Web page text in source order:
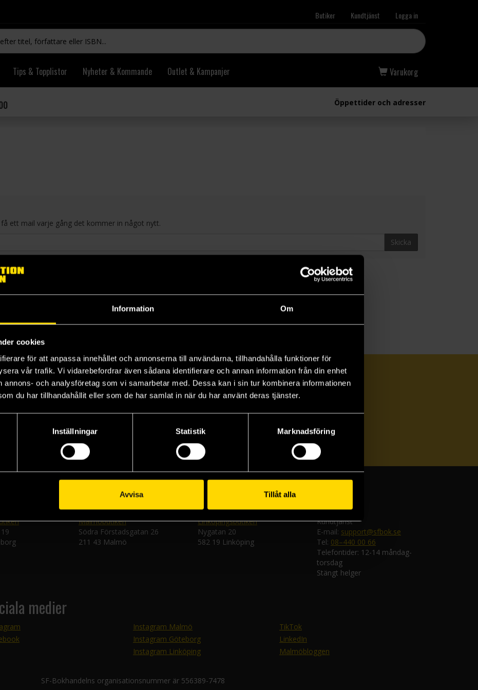
Information Om
cookies
för att anpassa innehållet och annonserna till användarna, tillhandahålla funktioner för
vår trafik. Vi vidarebefordrar även sådana identifierare och annan information från din enhet
annons- och analysföretag som vi samarbetar med. Dessa kan i sin tur kombinera informationen
du har tillhandahållit eller som de har samlat in när du har använt deras tjänster.
Inställningar Statistik Marknadsföring
Avvisa Tillåt alla
Butiker Kundtjänst Logga in
Tips & Topplistor Nyheter & Kommande Outlet & Kampanjer Varukorg
Öppettider och adresser
ett mail varje gång det kommer in något nytt.
Skicka
Prenumerera på vårt nyhetsbrev
Malmöbutiken
Södra Förstadsgatan 26
211 43 Malmö
Linköpingsbutiken
Nygatan 20
582 19 Linköping
Kundtjänst
E-mail: support@sfbok.se
Tel: 08–440 00 66
Telefontider: 12-14 måndag-
torsdag
Stängt helger
medier
Instagram Malmö
Instagram Göteborg
Instagram Linköping
TikTok
LinkedIn
Malmöbloggen
SF-Bokhandelns organisationsnummer är 556389-7478